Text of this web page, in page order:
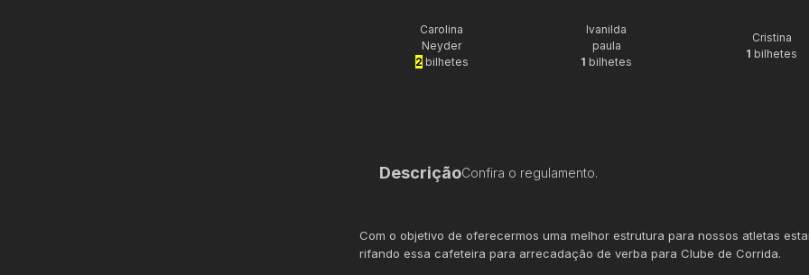
Carolina
Neyder
2 bilhetes
Ivanilda
paula
1 bilhetes
Cristina
1 bilhetes
DescriçãoConfira o regulamento.
Com o objetivo de oferecermos uma melhor estrutura para nossos atletas
rifando essa cafeteira para arrecadação de verba para Clube de Corrida.